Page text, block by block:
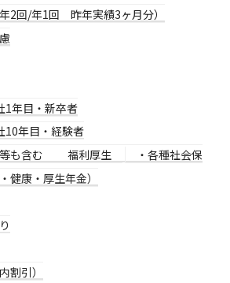
2回/年1回 昨年実績3ヶ月分）
1年目・新卒者
10年目・経験者
も含む
福利厚生
・各種社会保
健康・厚生年金）
割引）